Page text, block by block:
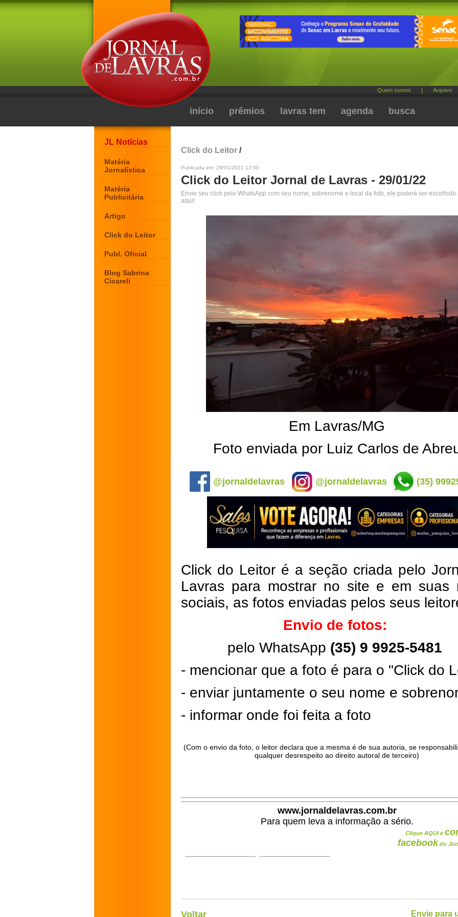
Quem somos Arquivo
início prêmios lavras tem agenda busca
JL Notícias
Matéria
Jornalística
Matéria
Publicitária
Artigo
Click do Leitor
Publ. Oficial
Blog Sabrina
Cicareli
Click do Leitor /
Publicada em: 29/01/2022 13:00
Click do Leitor Jornal de Lavras - 29/01/22
Envie seu click pelo WhatsApp com seu nome, sobrenome e local da foto, ele poderá ser escolhido
aqui!
Em Lavras/MG
Foto enviada por Luiz Carlos de
@jornaldelavras @jornaldelavras (35)
Click do Leitor é a seção criada pelo
Lavras para mostrar no site e em suas
sociais, as fotos enviadas pelos seus
Envio de fotos:
pelo WhatsApp (35) 9 9925-5481
- mencionar que a foto é para o "Click do
- enviar juntamente o seu nome e
- informar onde foi feita a foto
(Com o envio da foto, o leitor declara que a mesma é de sua autoria, se
qualquer desrespeito ao direito autoral de terceiro)
www.jornaldelavras.com.br
Para quem leva a informação a sério.
Clique AQUI e
facebook do
Voltar Envie para